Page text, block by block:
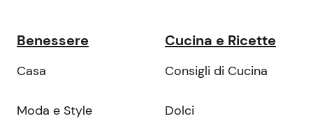
Benessere
Casa
Moda e Style
Cucina e Ricette
Consigli di Cucina
Dolci